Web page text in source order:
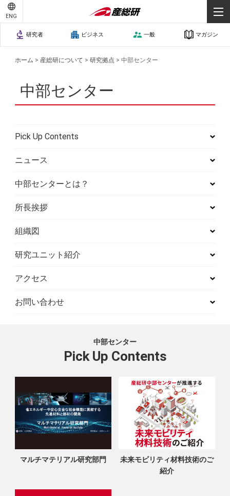
ENG
研究者 ビジネス 一般 マガジン
ホーム > 産総研について >研究拠点 >中部センター
中部センター
Pick Up Contents
ニュース
中部センターとは？
所長挨拶
組織図
研究ユニット紹介
アクセス
お問い合わせ
中部センター
Pick Up Contents
マルチマテリアル研究部門
未来モビリティ材料技術のご
紹介